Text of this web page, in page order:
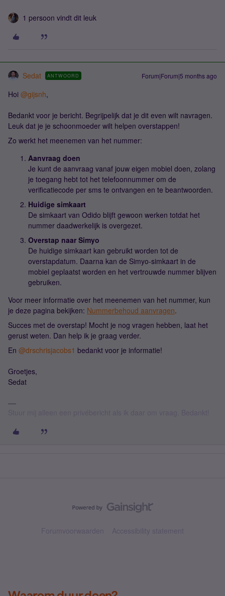
1 persoon vindt dit leuk
Sedat ANTWOORD Forum|Forum|5 months ago
Hoi ​ @gijsnh,
Bedankt voor je bericht. Begrijpelijk dat je dit even wilt navragen.
Leuk dat je je schoonmoeder wilt helpen overstappen!
Zo werkt het meenemen van het nummer:
Aanvraag doen
Je kunt de aanvraag vanaf jouw eigen mobiel doen, zolang
je toegang hebt tot het telefoonnummer om de
verificatiecode per sms te ontvangen en te beantwoorden.
Huidige simkaart
De simkaart van Odido blijft gewoon werken totdat het
nummer daadwerkelijk is overgezet.
Overstap naar Simyo
De huidige simkaart kan gebruikt worden tot de
overstapdatum. Daarna kan de Simyo-simkaart in de
mobiel geplaatst worden en het vertrouwde nummer blijven
gebruiken.
Voor meer informatie over het meenemen van het nummer, kun
je deze pagina bekijken: Nummerbehoud aanvragen.
Succes met de overstap! Mocht je nog vragen hebben, laat het
gerust weten. Dan help ik je graag verder.
En ​ @drschrisjacobs1 bedankt voor je informatie!
Groetjes,
Sedat
Forumvoorwaarden Accessibility statement